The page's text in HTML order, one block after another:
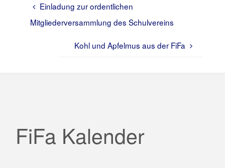
Einladung zur ordentlichen
Mitgliederversammlung des Schulvereins
Kohl und Apfelmus aus der FiFa
FiFa Kalender